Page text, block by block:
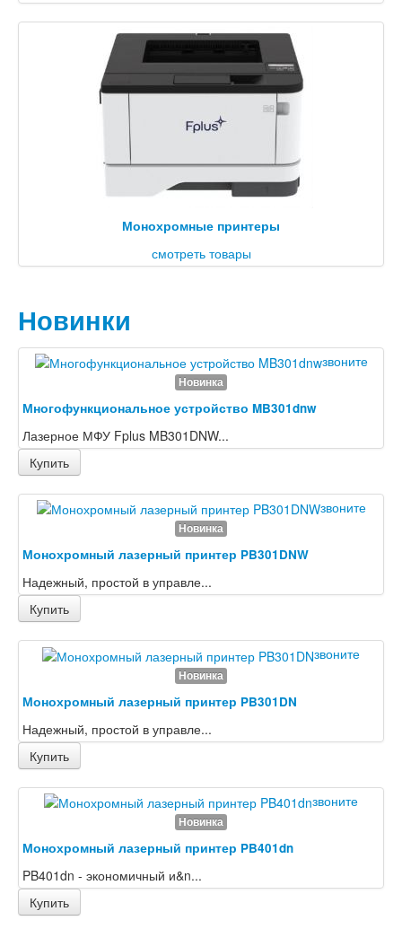
Монохромные принтеры
смотреть товары
Новинки
звоните
Новинка
Многофункциональное устройство MB301dnw
Лазерное МФУ Fplus MB301DNW...
Купить
звоните
Новинка
Монохромный лазерный принтер PB301DNW
Надежный, простой в управле...
Купить
звоните
Новинка
Монохромный лазерный принтер PB301DN
Надежный, простой в управле...
Купить
звоните
Новинка
Монохромный лазерный принтер PB401dn
PB401dn - экономичный и&n...
Купить